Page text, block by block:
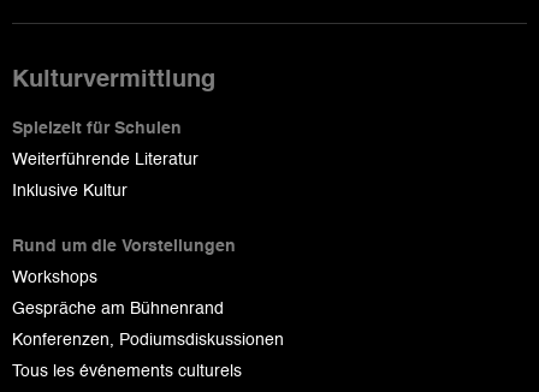
Kulturvermittlung
Spielzeit für Schulen
Weiterführende Literatur
Inklusive Kultur
Rund um die Vorstellungen
Workshops
Gespräche am Bühnenrand
Konferenzen, Podiumsdiskussionen
Tous les événements culturels